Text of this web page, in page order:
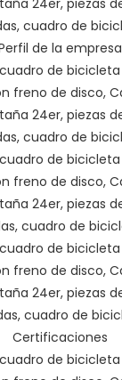
de la empresa
Certificaciones